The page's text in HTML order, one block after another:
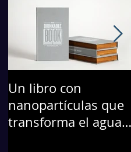
Un libro con
nanopartículas que
transforma el agua